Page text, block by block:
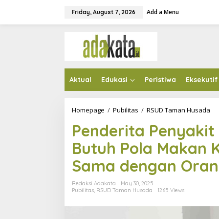
Friday, August 7, 2026 Add a Menu
Aktual Edukasi Peristiwa Eksekutif
Homepage / Pubilitas / RSUD Taman Husada
n
d
e
r
i
t
n
Penderita
Butuh Pola Makan
Sama dengan
Redaksi Adakata
May 30, 2025
Pubilitas, RSUD Taman Husada 1265 Views